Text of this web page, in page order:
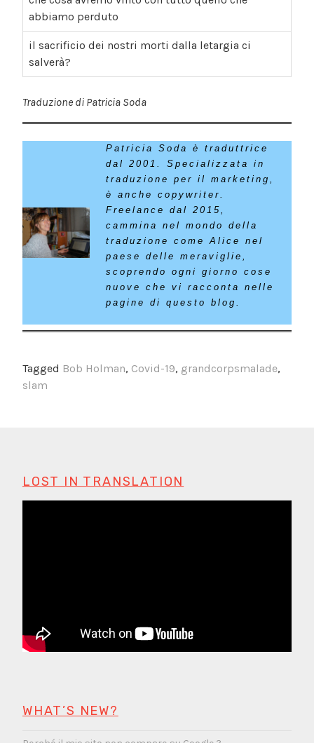
abbiamo perduto
il sacrificio dei nostri morti dalla letargia ci
salverà?
Traduzione di Patricia Soda
Patricia Soda è traduttrice
dal 2001. Specializzata in
traduzione per il marketing,
è anche copywriter.
Freelance dal 2015,
cammina nel mondo della
traduzione come Alice nel
paese delle meraviglie,
scoprendo ogni giorno cose
nuove che vi racconta nelle
pagine di questo blog.
Tagged Bob Holman, Covid-19, grandcorpsmalade,
slam
LOST IN TRANSLATION
WHAT’S NEW?